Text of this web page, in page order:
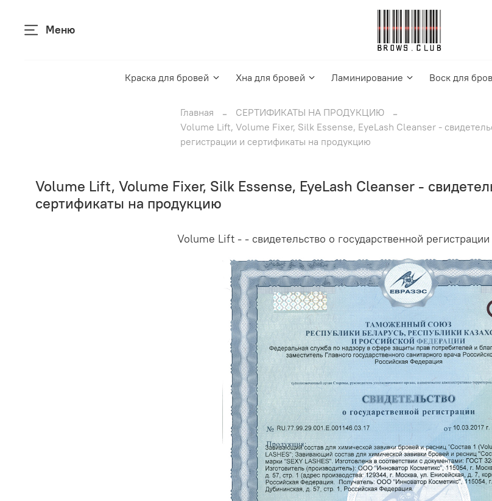
Меню
Краска для бровей Хна для бровей Ламинирование Воск для
Главная
СЕРТИФИКАТЫ НА ПРОДУКЦИЮ
Volume Lift, Volume Fixer, Silk Essense, EyeLash Cleanser -
регистрации и сертификаты на продукцию
Volume Lift, Volume Fixer, Silk Essense, EyeLash Cleanser -
сертификаты на продукцию
Volume Lift - - свидетельство о государственной